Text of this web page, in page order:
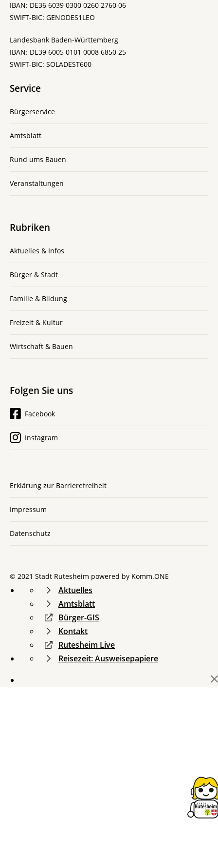
IBAN: DE36 6039 0300 0260 2760 06
SWIFT-BIC: GENODES1LEO
Landesbank Baden-Württemberg
IBAN: DE39 6005 0101 0008 6850 25
SWIFT-BIC: SOLADEST600
Service
Bürgerservice
Amtsblatt
Rund ums Bauen
Veranstaltungen
Rubriken
Aktuelles & Infos
Bürger & Stadt
Familie & Bildung
Freizeit & Kultur
Wirtschaft & Bauen
Folgen Sie uns
Facebook
Instagram
Erklärung zur Barrierefreiheit
Impressum
Datenschutz
© 2021 Stadt Rutesheim powered by Komm.ONE
Aktuelles
Amtsblatt
Bürger-GIS
Kontakt
Rutesheim Live
Reisezeit: Ausweisepapiere